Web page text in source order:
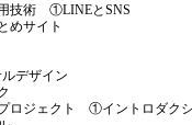
技術 ①LINEとSNS
サイト
デザイン
ロジェクト ①イントロダク